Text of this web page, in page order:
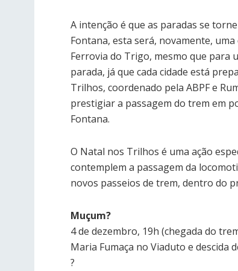
A intenção é que as paradas se
Fontana, esta será, novamente,
Ferrovia do Trigo, mesmo que para
parada, já que cada cidade está
Trilhos, coordenado pela ABPF e
prestigiar a passagem do trem em
Fontana.
O Natal nos Trilhos é uma ação
contemplem a passagem da
novos passeios de trem, dentro do
Muçum?
4 de dezembro, 19h (chegada do
Maria Fumaça no Viaduto e descida
?